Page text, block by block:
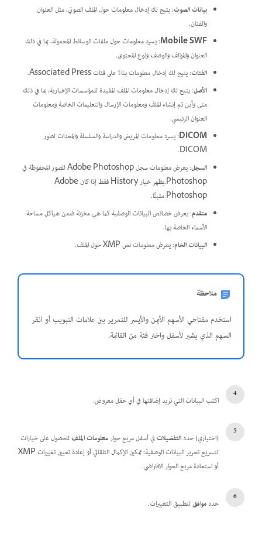
بيانات الصوت:يتيح لك إدخال معلومات حول الملف الصوتي، مثل العنوان
والفنان.
Mobile SWF
:يسرد معلومات حول ملفات الوسائط المحمولة، بما في ذلك
العنوان والمؤلف والوصف ونوع المحتوى.
الفئات:يتيح لك إدخال معلومات بناءً على فئات Associated Press.
الأصل:يتيح لك إدخال معلومات الملف المفيدة للمؤسسات الإخبارية، بما في ذلك
متى وأين تم إنشاء الملف ومعلومات الإرسال والتعليمات الخاصة ومعلومات
العنوان الرئيسي.
DICOM: يسرد معلومات المريض والدراسة والسلسلة والمعدات لصور
DICOM.
السجل:
يعرض معلومات سجل Adobe Photoshop للصور المحفوظة في
Photoshop.يظهر خيار History فقط إذا كان Adobe
Photoshop مثبتًا.
متقدم:يعرض خصائص البيانات الوصفية كما هي مخزنة ضمن هياكل مساحة
الأسماء الخاصة بها.
البيانات الخام:يعرض معلومات نص XMP حول الملف.
ملاحظة
استخدم مفتاحي الأسهم الأيمن والأيسر للتمرير بين علامات التبويب أو انقر
السهم الذي يشير لأسفل واختر فئة من القائمة.
اكتب البيانات التي تريد إضافتها في أي حقل معروض.
(اختياري) حددالتفضيلاتفي أسفل مربع حوارمعلومات الملفللحصول على خيارات
لتسريع تحرير البيانات الوصفية: تمكين الإكمال التلقائي أو إعادة تعيين تغييرات XMP
أو استعادة مربع الحوار الافتراضي.
حددموافقلتطبيق التغييرات.